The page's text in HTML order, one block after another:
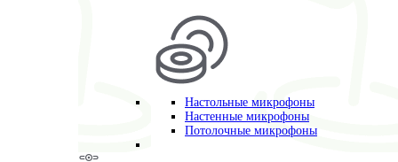
Настольные микрофоны
Настенные микрофоны
Потолочные микрофоны